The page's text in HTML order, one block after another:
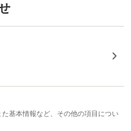
基本情報など、その他の項目につい